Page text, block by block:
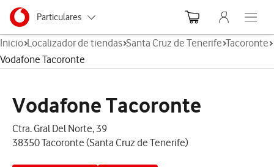
Ir a la pagina principal de vodafone.es
Menu navegación Segmento
Particulares
Autónomos
Grandes empresas
Menu
Abre el
Inicio Localizador de tiendas Santa Cruz de Tenerife Tacoronte
Vodafone Tacoronte
Vodafone Tacoronte
Ctra. Gral Del Norte, 39
38350 Tacoronte (Santa Cruz de Tenerife)